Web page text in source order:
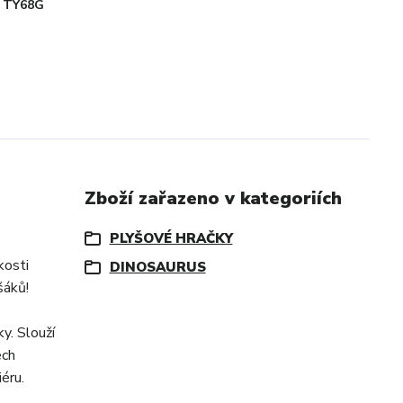
TY68G
Slouží
Zboží zařazeno v kategoriích
PLYŠOVÉ HRAČKY
DINOSAURUS